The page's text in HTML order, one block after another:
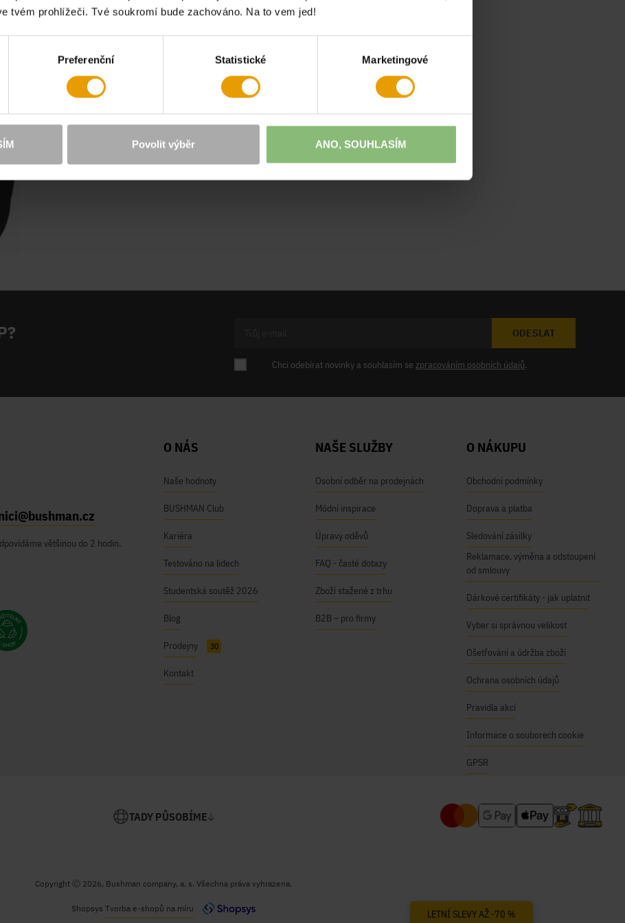
tvém prohlížeči. Tvé soukromí bude zachováno. Na to vem jed!
Preferenční Statistické Marketingové
Povolit výběr ANO, SOUHLASÍM
ODESLAT
Chci odebírat novinky a souhlasím se zpracováním osobních údajů.
většinou do 2 hodin.
O NÁS
Naše hodnoty
BUSHMAN Club
Kariéra
Testováno na lidech
Studentská soutěž 2026
Blog
Prodejny 30
Kontakt
NAŠE SLUŽBY
Osobní odběr na prodejnách
Módní inspirace
Úpravy oděvů
FAQ - časté dotazy
Zboží stažené z trhu
B2B – pro firmy
O NÁKUPU
Obchodní podmínky
Doprava a platba
Sledování zásilky
Reklamace, výměna a odstoupení
od smlouvy
Dárkové certifikáty - jak uplatnit
Vyber si správnou velikost
Ošetřování a údržba zboží
Ochrana osobních údajů
Pravidla akcí
Informace o souborech cookie
GPSR
TADY PŮSOBÍME
Copyright Ⓒ 2026, Bushman company, a. s. Všechna práva vyhrazena.
Shopsys Tvorba e-shopů na míru LETNÍ SLEVY AŽ -70 %